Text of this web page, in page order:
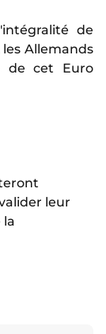
de
Allemands
de cet Euro
leur
la